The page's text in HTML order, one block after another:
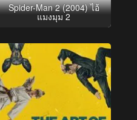
Spider-Man 2 (2004) ไอ้
แมงมุม 2